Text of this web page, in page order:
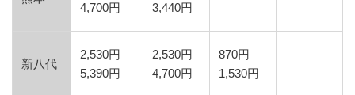
4,700円
3,440円
新八代
2,530円
5,390円
2,530円
4,700円
870円
1,530円